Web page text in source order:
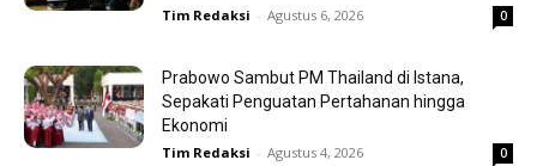
Tim Redaksi - Agustus 6, 2026 0
Prabowo Sambut PM Thailand di Istana,
Sepakati Penguatan Pertahanan hingga
Ekonomi
Tim Redaksi - Agustus 4, 2026 0